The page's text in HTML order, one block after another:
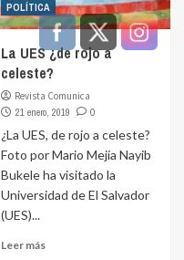
POLÍTICA
La UES ¿de rojo a
celeste?
Revista Comunica
21 enero, 2019
0
¿La UES, de rojo a celeste?
Foto por Mario Mejía Nayib
Bukele ha visitado la
Universidad de El Salvador
(UES)...
Leer más